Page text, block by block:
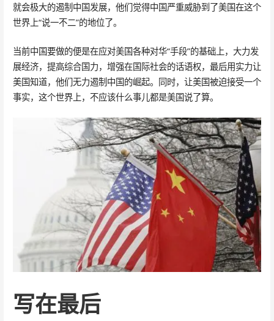
就会极大的遏制中国发展，他们觉得中国严重威胁到了美国在这个
世界上“说一不二”的地位了。
当前中国要做的便是在应对美国各种对华“手段”的基础上，大力发
展经济，提高综合国力，增强在国际社会的话语权，最后用实力让
美国知道，他们无力遏制中国的崛起。同时，让美国被迫接受一个
事实，这个世界上，不应该什么事儿都是美国说了算。
写在最后